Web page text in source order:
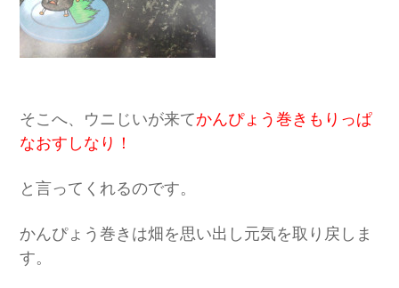
そこへ、ウニじいが来てかんぴょう巻きもりっぱ
なおすしなり！
と言ってくれるのです。
かんぴょう巻きは畑を思い出し元気を取り戻しま
す。